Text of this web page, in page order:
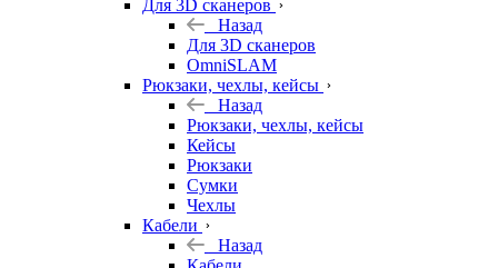
Для 3D сканеров
Назад
Для 3D сканеров
OmniSLAM
Рюкзаки, чехлы, кейсы
Назад
Рюкзаки, чехлы, кейсы
Кейсы
Рюкзаки
Сумки
Чехлы
Кабели
Назад